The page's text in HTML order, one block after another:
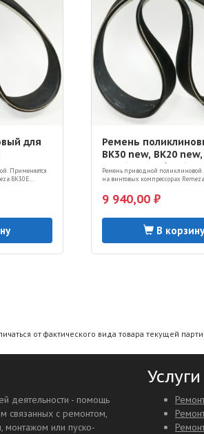
для
Применяется
ВК30Е...
Ремень
ВК30 new, ВК20
new (4303016103)
Ремень приводной поликлиновой.
на винтовых компрессорах
9 940,00 ₽
В
от фактического вида товара текущей
деятельности - помощь
связанных с ремонтом,
монтажом или пуско-
Услуги